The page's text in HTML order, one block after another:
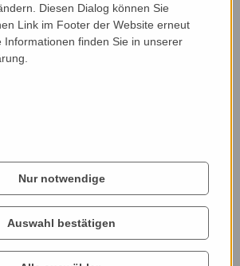
FFN-Botschafter 2022
Diesen Dialog können Sie
Link im Footer der Website erneut
Informationen finden Sie in unserer
Nur notwendige
Auswahl bestätigen